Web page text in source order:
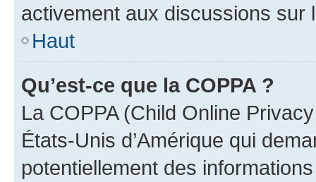
activement aux discussions sur
Haut
Qu’est-ce que la COPPA ?
La COPPA (Child Online
États-Unis d’Amérique qui
potentiellement des